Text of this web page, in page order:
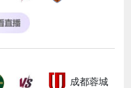
成都蓉城